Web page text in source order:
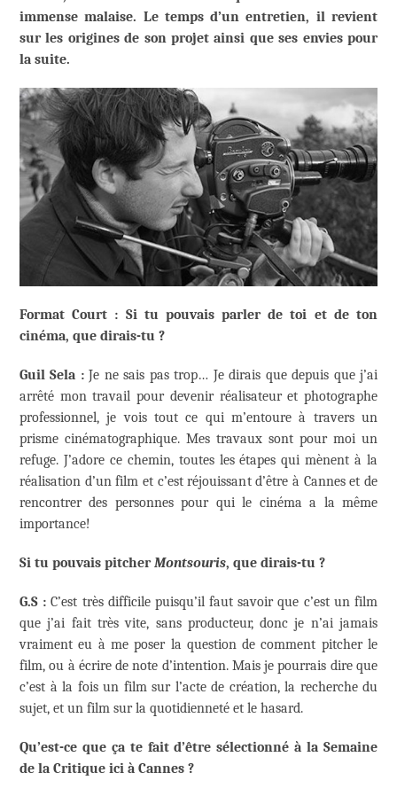
immense malaise. Le temps d’un entretien, il revient
sur les origines de son projet ainsi que ses envies pour
la suite.
Format Court : Si tu pouvais parler de toi et de ton
cinéma, que dirais-tu ?
Guil Sela :Je ne sais pas trop… Je dirais que depuis que j’ai
arrêté mon travail pour devenir réalisateur et photographe
professionnel, je vois tout ce qui m’entoure à travers un
prisme cinématographique. Mes travaux sont pour moi un
refuge. J’adore ce chemin, toutes les étapes qui mènent à la
réalisation d’un film et c’est réjouissant d’être à Cannes et de
rencontrer des personnes pour qui le cinéma a la même
importance!
Si tu pouvais pitcherMontsouris, que dirais-tu ?
G.S : C’est très difficile puisqu’il faut savoir que c’est un film
que j’ai fait très vite, sans producteur, donc je n’ai jamais
vraiment eu à me poser la question de comment pitcher le
film, ou à écrire de note d’intention. Mais je pourrais dire que
c’est à la fois un film sur l’acte de création, la recherche du
sujet, et un film sur la quotidienneté et le hasard.
Qu’est-ce que ça te fait d’être sélectionné à la Semaine
de la Critique ici à Cannes ?